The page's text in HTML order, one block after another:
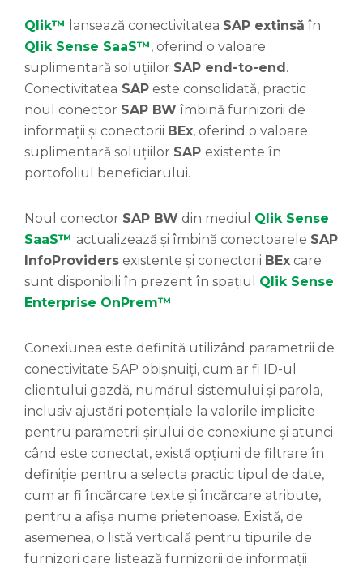
Qlik™ lansează conectivitatea SAP extinsă în
Qlik Sense SaaS™, oferind o valoare
suplimentară soluțiilor SAP end-to-end .
Conectivitatea SAP este consolidată, practic
noul conector SAP BW îmbină furnizorii de
informații și conectorii BEx, oferind o valoare
suplimentară soluțiilor SAP existente în
portofoliul beneficiarului.
Noul conector SAP BW din mediul Qlik Sense
SaaS™ actualizează și îmbină conectoarele SAP
InfoProviders existente și conectorii BEx care
sunt disponibili în prezent în spațiul Qlik Sense
Enterprise OnPrem™.
Conexiunea este definită utilizând parametrii de
conectivitate SAP obișnuiți, cum ar fi ID-ul
clientului gazdă, numărul sistemului și parola,
inclusiv ajustări potențiale la valorile implicite
pentru parametrii șirului de conexiune și atunci
când este conectat, există opțiuni de filtrare în
definiție pentru a selecta practic tipul de date,
cum ar fi încărcare texte și încărcare atribute,
pentru a afișa nume prietenoase. Există, de
asemenea, o listă verticală pentru tipurile de
furnizori care listează furnizorii de informații